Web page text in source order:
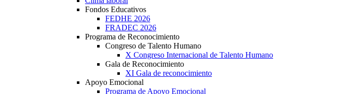
Fondos Educativos
FEDHE 2026
FRADEC 2026
Programa de Reconocimiento
Congreso de Talento Humano
X Congreso Internacional de Talento Humano
Gala de Reconocimiento
XI Gala de reconocimiento
Apoyo Emocional
Programa de Apoyo Emocional